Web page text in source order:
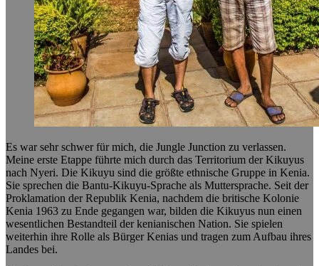
Es war sehr schwer für mich, die Jungle Junction zu verlassen.
Meine erste Etappe führte mich durch das Territorium der Kikuyus
nach Nyeri. Die Kikuyu sind die größte ethnische Gruppe in Kenia.
Sie sprechen die Bantu-Kikuyu-Sprache als Muttersprache. Seit der
Proklamation der Republik Kenia, nachdem die britische Kolonie
Kenia 1963 zu Ende gegangen war, bilden die Kikuyus nun einen
wesentlichen Bestandteil der kenianischen Nation. Sie spielen
weiterhin ihre Rolle als Bürger Kenias und tragen zum Aufbau ihres
Landes bei.